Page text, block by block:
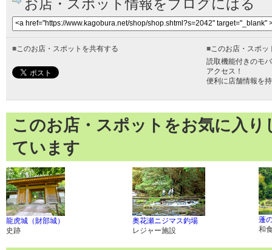
お店・スポット情報をブログにはる
■ このお店・スポットを共有する ■ このお店・スポ
読取機能付きのモ
アクセス！
便利に店舗情報を
このお店・スポットをお気に入
ています
龍虎城（財部城）
史跡
奥花瀬ニジマス釣場
レジャー施設
蓬
和